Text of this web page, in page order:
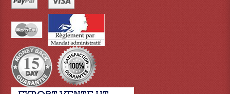
Effets Lumineux, Effets Disco
Electronique Commande Light
Blocs De Puissance
Chenillards Modulateurs
Consoles Éclairage DMX